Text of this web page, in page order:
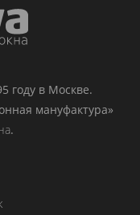
году в Москве.
мануфактура»
.